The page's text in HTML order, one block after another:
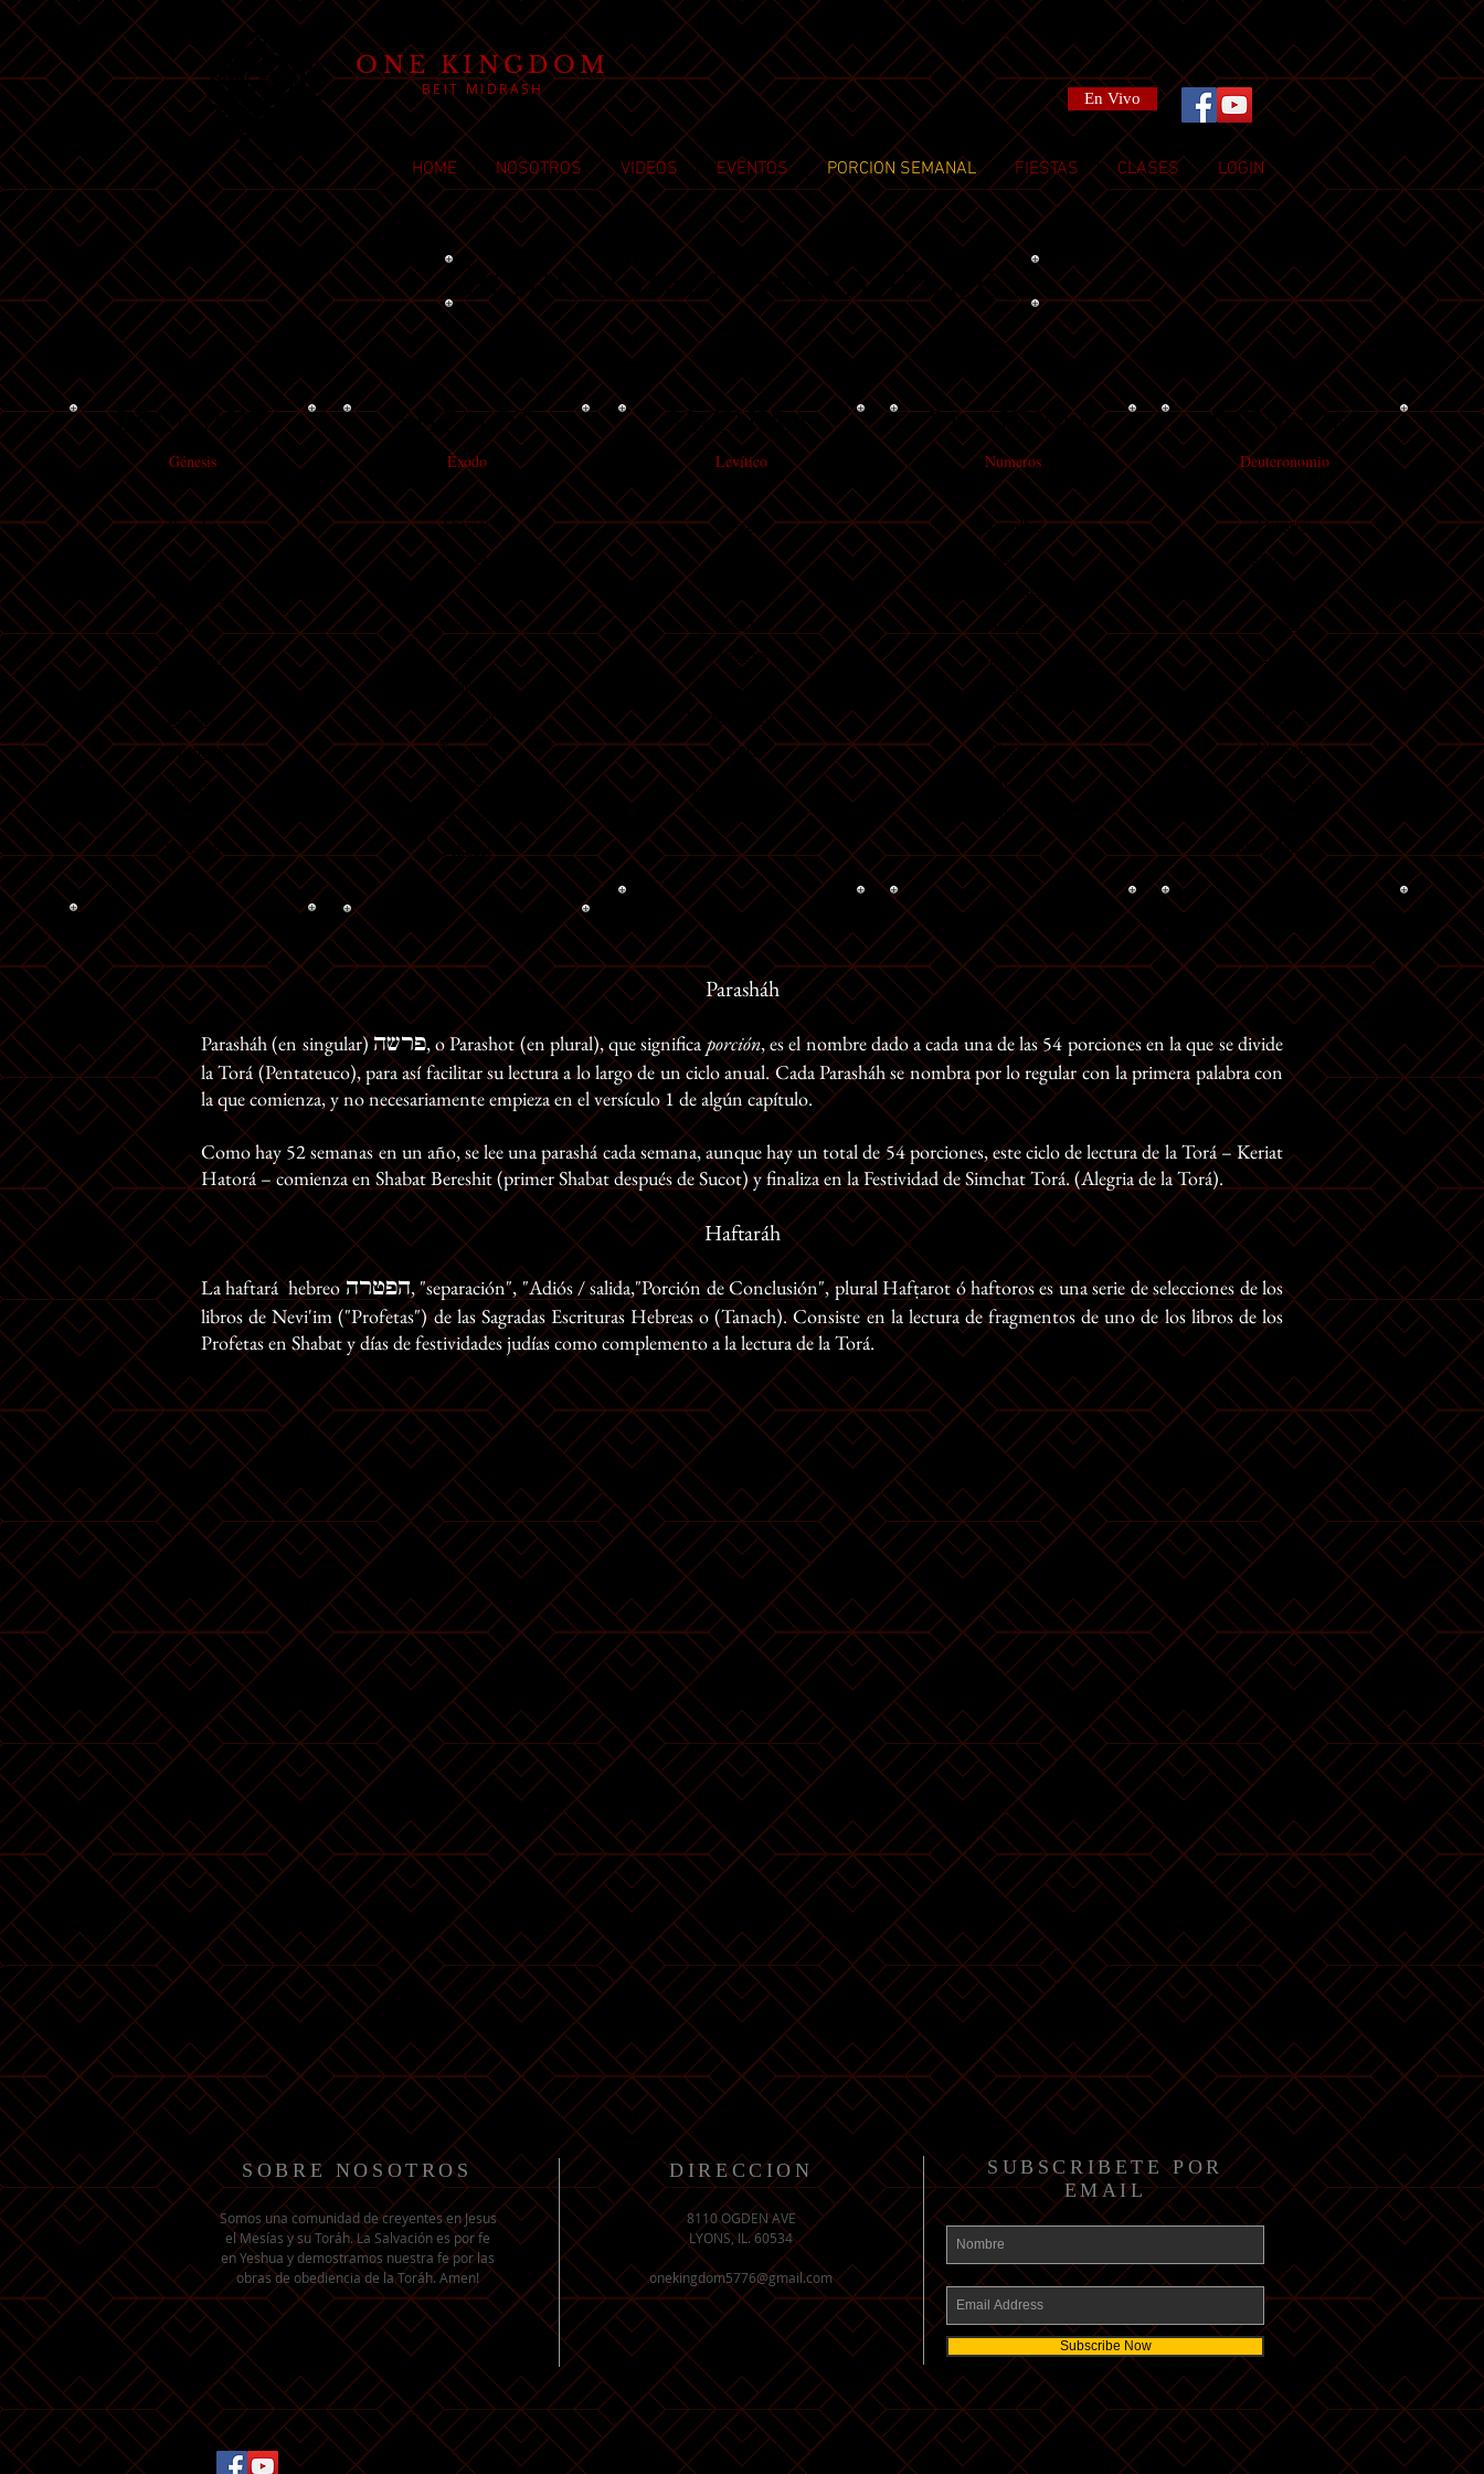
ONE KINGDOM
BEIT MIDRASH
En Vivo
HOME NOSOTROS VIDEOS EVENTOS PORCION SEMANAL FIESTAS CLASES LOGIN
Porciones Semanales
BERESHIT
Génesis
Bereshit
Noach
Lekh Lekha
Vayeira
Chayei Sarah
Vayeitzei
Vayishlach
Vayeshev
Vayigash
Vayechi
SHEMOT
Éxodo
Shemot
Vaiera
Bo
Beshalach
Yitro
Mishpatim
Terumah
Tetzaveh
Ki Tisa
Vayakhel
Pekudei
[
[
[
[
VAYIKRA
Emor
Kedushim
Acharei Mot
Metzora
Tazria
Vayikra
Levítico
BAMIDBAR
Bamidbar
Nasso
Behaalotcha
Shelach
Korach
Chukat
Balak
Pinchas
Matot
Masei
Numeros
Vaetchanan
Ki Tetzé
[
DEVARIM
Vezot Haberakha
Vayelech
Nitzavim
Ki Tavó
Shoftim
Reéh
Devarim
Deuteronomio
Parasháh
Parasháh (en singular)פרשה, o Parashot (en plural), que significaporción, es el nombre dado a cada una de las 54 porciones en la que se divide
la Torá (Pentateuco), para así facilitar su lectura a lo largo de un ciclo anual. Cada Parasháh se nombra por lo regular con la primera palabra con
la que comienza, y no necesariamente empieza en el versículo 1 de algún capítulo.
Como hay 52 semanas en un año, se lee una parashá cada semana, aunque hay un total de 54 porciones, este ciclo de lectura de la Torá – Keriat
Hatorá – comienza en Shabat Bereshit (primer Shabat después de Sucot) y finaliza en la Festividad de Simchat Torá. (Alegria de la Torá).
Haftaráh
La haftará hebreoהפטרה, "separación", "Adiós / salida,"Porción de Conclusión", plural Hafṭarot ó haftoros es una serie de selecciones de los
libros de Nevi'im ("Profetas") de las Sagradas Escrituras Hebreas o (Tanach). Consiste en la lectura de fragmentos de uno de los libros de los
Profetas en Shabat y días de festividades judías como complemento a la lectura de la Torá.
SOBRE NOSOTROS
Somos una comunidad de creyentes en Jesus
el Mesías y su Toráh. La Salvación es por fe
en Yeshua y demostramos nuestra fe por las
obras de obediencia de la Toráh. Amen!
DIRECCION
8110 OGDEN AVE
LYONS, IL. 60534
onekingdom5776@gmail.com
SUBSCRIBETE POR
EMAIL
Subscribe Now